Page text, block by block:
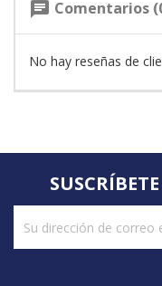
chat Comentarios
No hay reseñas de